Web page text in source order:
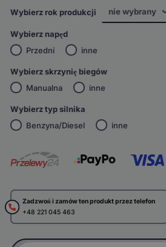
Wybierz rok produkcji
Wybierz napęd
Przedni
inne
Wybierz skrzynię biegów
Manualna
inne
Wybierz typ silnika
Benzyna/Diesel
inne
Zadzwoń i zamów ten produkt przez telefon
+48 221 045 463